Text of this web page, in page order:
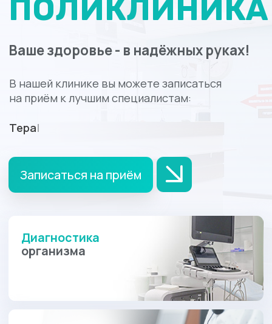
Записаться на приём
В нашей клинике вы можете записаться
Терапевт
Диагностика
организма
Медкомиссии
Стань частью команды
«Хорошая поликлиника».